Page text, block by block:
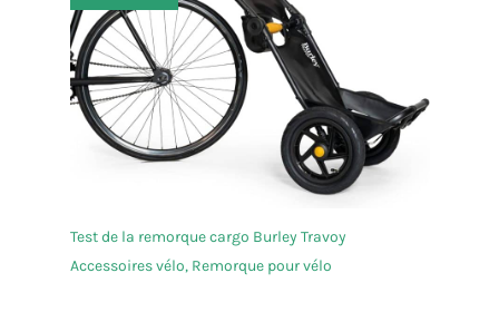
Test de la remorque cargo Burley Travoy
Accessoires vélo, Remorque pour vélo